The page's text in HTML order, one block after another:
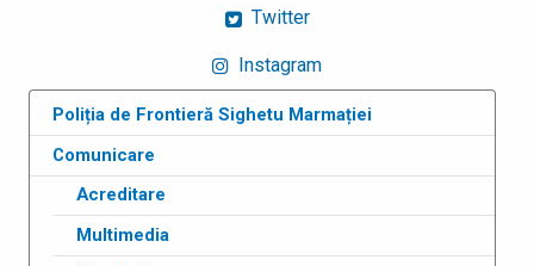
Twitter
Instagram
Poliția de Frontieră Sighetu Marmației
Comunicare
Acreditare
Multimedia